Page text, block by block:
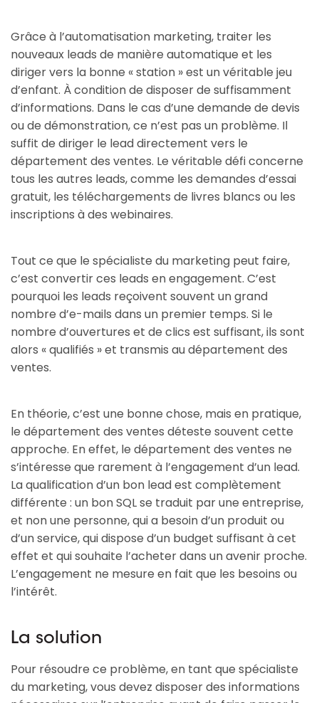
Grâce à l’automatisation marketing, traiter les
nouveaux leads de manière automatique et les
diriger vers la bonne « station » est un véritable jeu
d’enfant. À condition de disposer de suffisamment
d’informations. Dans le cas d’une demande de devis
ou de démonstration, ce n’est pas un problème. Il
suffit de diriger le lead directement vers le
département des ventes. Le véritable défi concerne
tous les autres leads, comme les demandes d’essai
gratuit, les téléchargements de livres blancs ou les
inscriptions à des webinaires.
Tout ce que le spécialiste du marketing peut faire,
c’est convertir ces leads en engagement. C’est
pourquoi les leads reçoivent souvent un grand
nombre d’e-mails dans un premier temps. Si le
nombre d’ouvertures et de clics est suffisant, ils sont
alors « qualifiés » et transmis au département des
ventes.
En théorie, c’est une bonne chose, mais en pratique,
le département des ventes déteste souvent cette
approche. En effet, le département des ventes ne
s’intéresse que rarement à l’engagement d’un lead.
La qualification d’un bon lead est complètement
différente : un bon SQL se traduit par une entreprise,
et non une personne, qui a besoin d’un produit ou
d’un service, qui dispose d’un budget suffisant à cet
effet et qui souhaite l’acheter dans un avenir proche.
L’engagement ne mesure en fait que les besoins ou
l’intérêt.
La solution
Pour résoudre ce problème, en tant que spécialiste
du marketing, vous devez disposer des informations